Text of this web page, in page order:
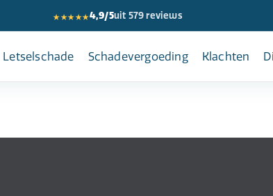
★★★★★4,9/5uit 579 reviews
Letselschade Schadevergoeding Klachten